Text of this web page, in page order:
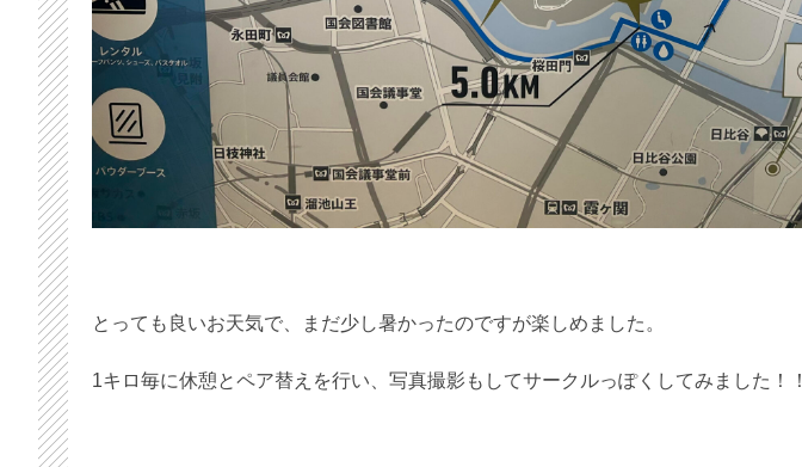
とっても良いお天気で、まだ少し暑かったのですが楽しめました。
1キロ毎に休憩とペア替えを行い、写真撮影もしてサークルっぽくしてみました！！